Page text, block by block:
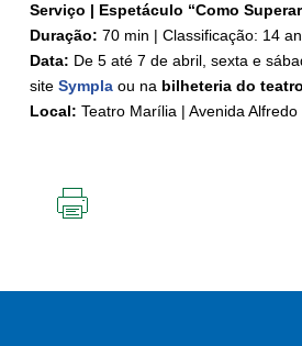
Serviço | Espetáculo “Como
Duração: 70 min | Classificação: 14
Data: De 5 até 7 de abril, sexta e
site Sympla ou na bilheteria do teatro
Local: Teatro Marília | Avenida